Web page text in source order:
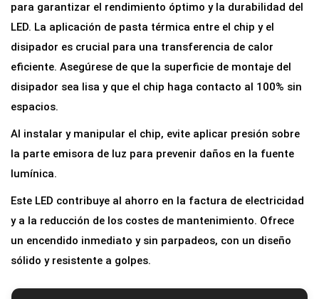
para garantizar el rendimiento óptimo y la durabilidad del
LED. La aplicación de pasta térmica entre el chip y el
disipador es crucial para una transferencia de calor
eficiente. Asegúrese de que la superficie de montaje del
disipador sea lisa y que el chip haga contacto al 100% sin
espacios.
Al instalar y manipular el chip, evite aplicar presión sobre
la parte emisora de luz para prevenir daños en la fuente
lumínica.
Este LED contribuye al ahorro en la factura de electricidad
y a la reducción de los costes de mantenimiento. Ofrece
un encendido inmediato y sin parpadeos, con un diseño
sólido y resistente a golpes.